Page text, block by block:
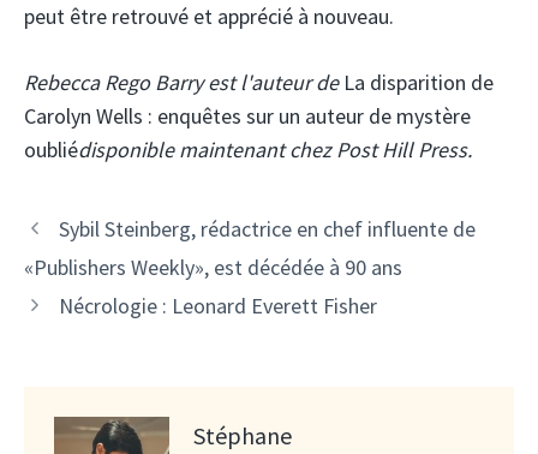
peut être retrouvé et apprécié à nouveau.
Rebecca Rego Barry est l'auteur de La disparition de
Carolyn Wells : enquêtes sur un auteur de mystère
oubliédisponible maintenant chez Post Hill Press.
Sybil Steinberg, rédactrice en chef influente de
«Publishers Weekly», est décédée à 90 ans
Nécrologie : Leonard Everett Fisher
Stéphane